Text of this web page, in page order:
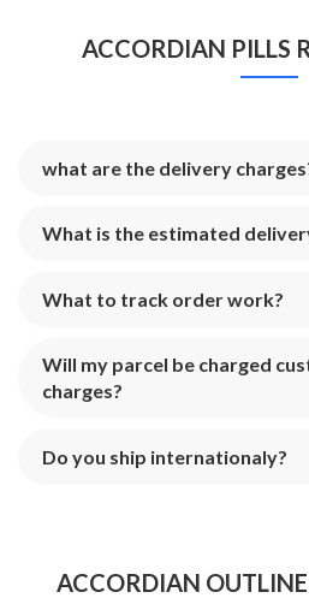
ACCORDIAN PILLS
what are the delivery
What is the estimated
What to track order work?
Will my parcel be charged
charges?
Do you ship internationaly?
ACCORDIAN OUTLINE